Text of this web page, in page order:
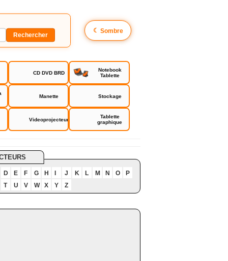
☾ Sombre
CD DVD BRD
Notebook
Tablette
Manette Stockage
Videoprojecteur
Tablette
graphique
D E F G H J K L M N O
P
T
U V W X Y Z